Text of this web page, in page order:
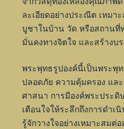
ละเอียดอย่างประณีต เหม
บูชาในบ้าน วัด หรือสถานที่
มั่นคงทางจิตใจ และสร้างบ
พระพุทธรูปองค์นี้เป็นพระพุ
ปลอดภัย ความคุ้มครอง แล
ศาสนา การมีองค์พระประดิ
เตือนใจให้ระลึกถึงการดำ
รู้จักวางใจอย่างเหมาะสม